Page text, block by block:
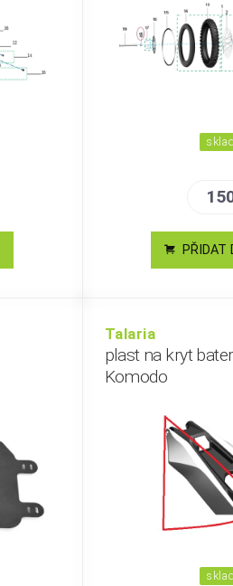
PŘIDAT
Talaria
plast na kryt
Komodo